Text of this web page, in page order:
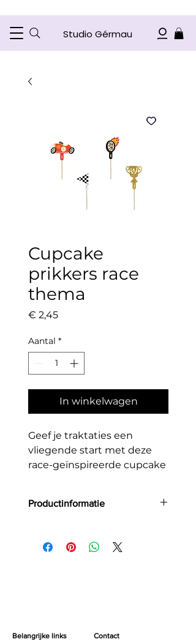
Studio Gérmau
Cupcake
prikkers race
thema
€ 2,45Prijs
Aantal *
In winkelwagen
Geef je traktaties een
vliegende start met deze
race-geïnspireerde cupcake
raceauto, brandend wiel,
racefeestjes, verjaardagen of
Productinformatie
Belangrijke links Contact